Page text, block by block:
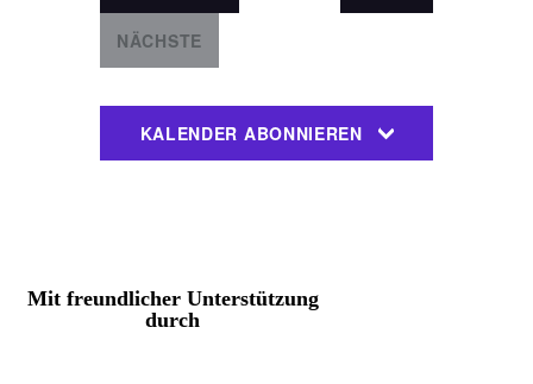
NÄCHSTE
KALENDER ABONNIEREN
Mit freundlicher Unterstützung
durch